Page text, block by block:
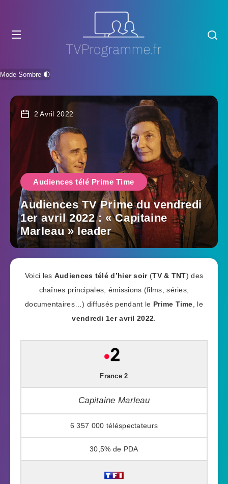
Mode Sombre 🌓
2 Avril 2022
Audiences télé Prime Time
Audiences TV Prime du vendredi
1er avril 2022 : « Capitaine
Marleau » leader
Voici les Audiences télé d’hier soir (TV & TNT) des
chaînes principales, émissions (films, séries,
documentaires…) diffusés pendant le Prime Time , le
vendredi 1er avril 2022
France 2
Capitaine Marleau
6 357 000
30,5%